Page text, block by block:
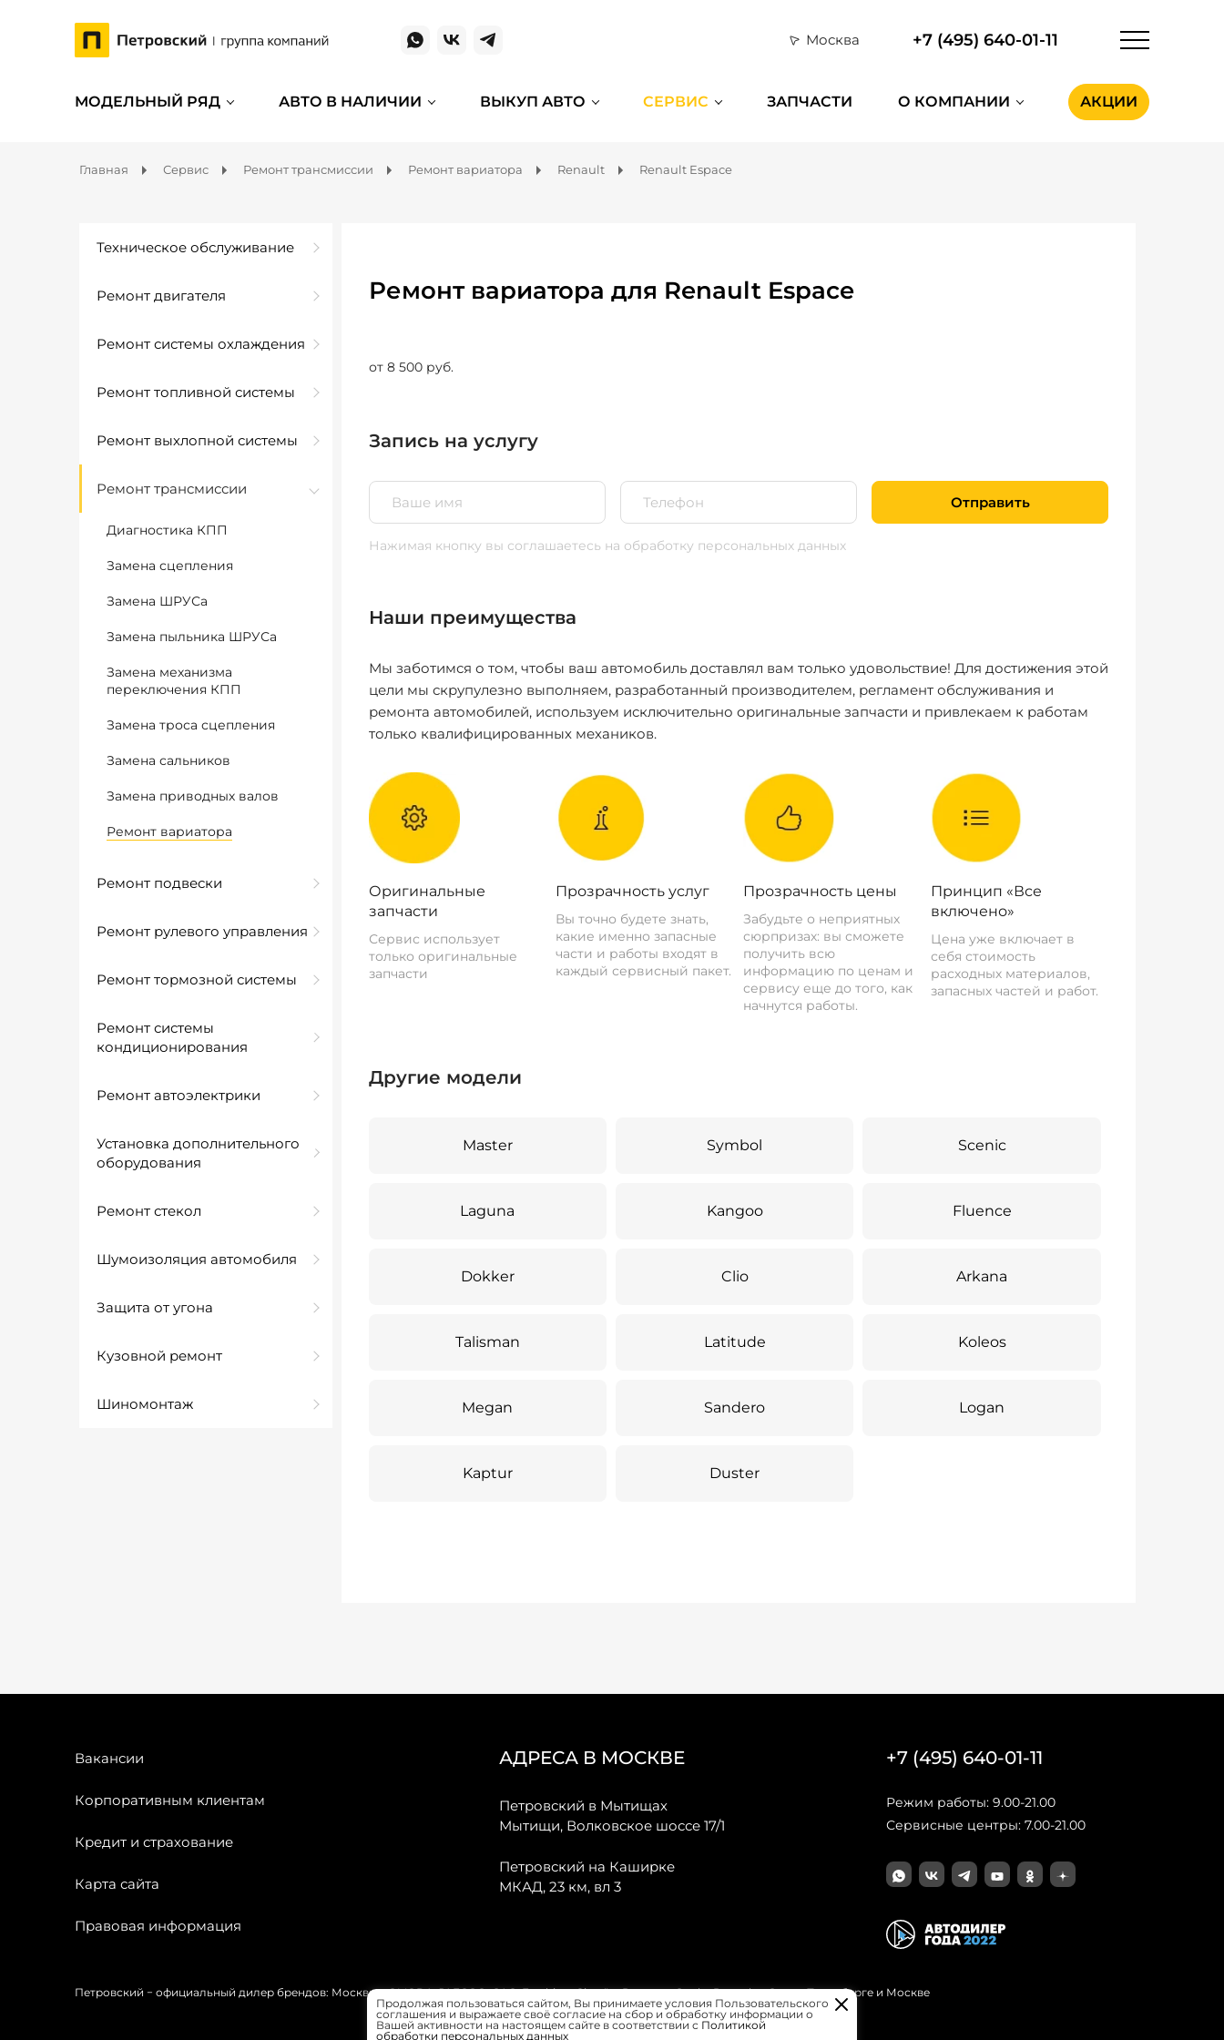
Москва +7 (495) 640-01-11
МОДЕЛЬНЫЙ РЯД АВТО В НАЛИЧИИ ВЫКУП АВТО СЕРВИС ЗАПЧАСТИ О КОМПАНИИ АКЦИИ
Главная Сервис Ремонт трансмиссии Ремонт вариатора Renault Renault Espace
Техническое обслуживание
Ремонт двигателя
Ремонт системы охлаждения
Ремонт топливной системы
Ремонт выхлопной системы
Ремонт трансмиссии
Диагностика КПП
Замена сцепления
Замена ШРУСа
Замена пыльника ШРУСа
Замена механизма
переключения КПП
Замена троса сцепления
Замена сальников
Замена приводных валов
Ремонт вариатора
Ремонт подвески
Ремонт рулевого управления
Ремонт тормозной системы
Ремонт системы
кондиционирования
Ремонт автоэлектрики
Установка дополнительного
оборудования
Ремонт стекол
Шумоизоляция автомобиля
Защита от угона
Кузовной ремонт
Шиномонтаж
Ремонт вариатора для Renault Espace
от 8 500 руб.
Запись на услугу
Отправить
Нажимая кнопку вы соглашаетесь на обработку персональных данных
Наши преимущества
Мы заботимся о том, чтобы ваш автомобиль доставлял вам только удовольствие! Для достижения этой
цели мы скрупулезно выполняем, разработанный производителем, регламент обслуживания и
ремонта автомобилей, используем исключительно оригинальные запчасти и привлекаем к работам
только квалифицированных механиков.
Оригинальные
запчасти
Сервис использует
только оригинальные
запчасти
Прозрачность услуг
Вы точно будете знать,
какие именно запасные
части и работы входят в
каждый сервисный пакет.
Прозрачность цены
Забудьте о неприятных
сюрпризах: вы сможете
получить всю
информацию по ценам и
сервису еще до того, как
начнутся работы.
Принцип «Все
включено»
Цена уже включает в
себя стоимость
расходных материалов,
запасных частей и работ.
Другие модели
Master Symbol Scenic
Laguna Kangoo Fluence
Dokker Clio Arkana
Talisman Latitude Koleos
Megan Sandero Logan
Kaptur Duster
Вакансии
Корпоративным клиентам
Кредит и страхование
Карта сайта
Правовая информация
АДРЕСА В МОСКВЕ
Петровский в Мытищах
Мытищи, Волковское шоссе 17/1
Петровский на Каширке
МКАД, 23 км, вл 3
+7 (495) 640-01-11
Режим работы: 9.00-21.00
Сервисные центры: 7.00-21.00
Петровский − официальный дилер брендов: Москвич, OMODA, JAECOO, GAC, Forthing, Citroёn, Peugeot, Opel и Renault в Санкт-Петербурге и Москве
Продолжая пользоваться сайтом, Вы принимаете условия Пользовательского
соглашения и выражаете своё согласие на сбор и обработку информации о
Вашей активности на настоящем сайте в соответствии с Политикой
обработки персональных данных